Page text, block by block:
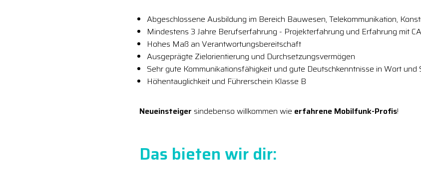
Abgeschlossene Ausbildung im Bereich Bauwesen, Telekommunikation,
Mindestens 3 Jahre Berufserfahrung - Projekterfahrung und Erfahrung mit
Hohes Maß an Verantwortungsbereitschaft
Ausgeprägte Zielorientierung und Durchsetzungsvermögen
Sehr gute Kommunikationsfähigkeit und gute Deutschkenntnisse in Wort und
Höhentauglichkeit und Führerschein Klasse B
Neueinsteiger sindebenso willkommen wie erfahrene Mobilfunk-Profis!
Das bieten wir dir: